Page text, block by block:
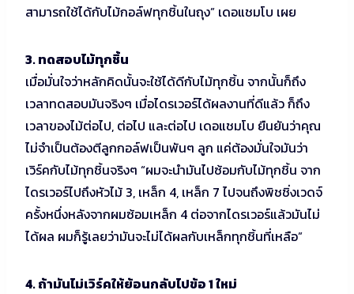
สามารถใช้ได้กับไม้กอล์ฟทุกชิ้นในถุง” เดอแชมโบ เผย
3. ทดสอบไม้ทุกชิ้น
เมื่อมั่นใจว่าหลักคิดนั้นจะใช้ได้ดีกับไม้ทุกชิ้น จากนั้นก็ถึง
เวลาทดสอบมันจริงๆ เมื่อไดรเวอร์ได้ผลงานที่ดีแล้ว ก็ถึง
เวลาของไม้ต่อไป, ต่อไป และต่อไป เดอแชมโบ ยืนยันว่าคุณ
ไม่จำเป็นต้องตีลูกกอล์ฟเป็นพันๆ ลูก แค่ต้องมั่นใจมันว่า
เวิร์คกับไม้ทุกชิ้นจริงๆ “ผมจะนำมันไปซ้อมกับไม้ทุกชิ้น จาก
ไดรเวอร์ไปถึงหัวไม้ 3, เหล็ก 4, เหล็ก 7 ไปจนถึงพิชชิ่งเวดจ์
ครั้งหนึ่งหลังจากผมซ้อมเหล็ก 4 ต่อจากไดรเวอร์แล้วมันไม่
ได้ผล ผมก็รู้เลยว่ามันจะไม่ได้ผลกับเหล็กทุกชิ้นที่เหลือ”
4. ถ้ามันไม่เวิร์คให้ย้อนกลับไปข้อ 1 ใหม่